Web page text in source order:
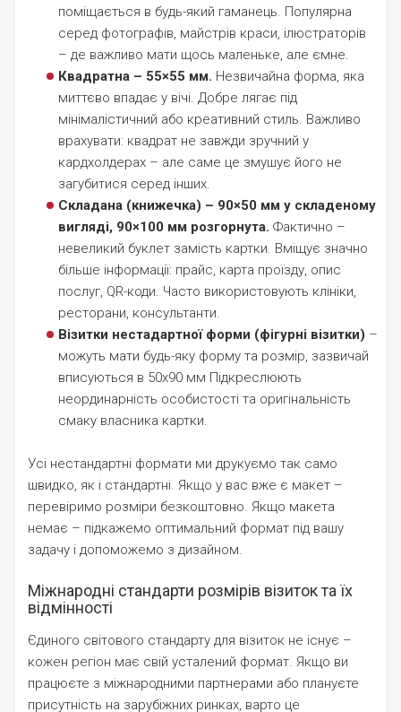
поміщається в будь-який гаманець. Популярна
серед фотографів, майстрів краси, ілюстраторів
– де важливо мати щось маленьке, але ємне.
Квадратна – 55×55 мм. Незвичайна форма, яка
миттєво впадає у вічі. Добре лягає під
мінімалістичний або креативний стиль. Важливо
врахувати: квадрат не завжди зручний у
кардхолдерах – але саме це змушує його не
загубитися серед інших.
Складана (книжечка) – 90×50 мм у складеному
вигляді, 90×100 мм розгорнута. Фактично –
невеликий буклет замість картки. Вміщує значно
більше інформації: прайс, карта проїзду, опис
послуг, QR-коди. Часто використовують клініки,
ресторани, консультанти.
Візитки нестадартної форми (фігурні візитки) –
можуть мати будь-яку форму та розмір, зазвичай
вписуються в 50х90 мм Підкреслюють
неординарність особистості та оригінальність
смаку власника картки.
Усі нестандартні формати ми друкуємо так само
швидко, як і стандартні. Якщо у вас вже є макет –
перевіримо розміри безкоштовно. Якщо макета
немає – підкажемо оптимальний формат під вашу
задачу і допоможемо з дизайном.
Міжнародні стандарти розмірів візиток та їх
відмінності
Єдиного світового стандарту для візиток не існує –
кожен регіон має свій усталений формат. Якщо ви
працюєте з міжнародними партнерами або плануєте
присутність на зарубіжних ринках, варто це